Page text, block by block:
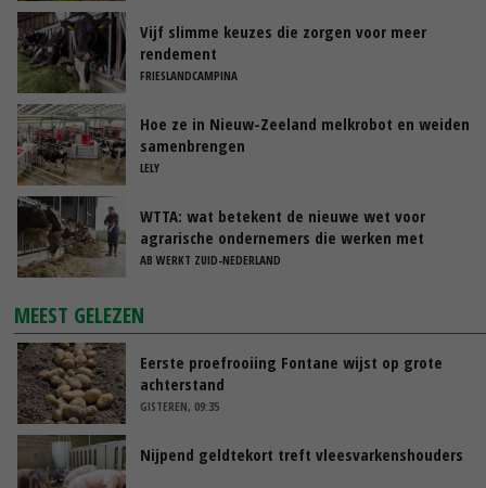
Vijf slimme keuzes die zorgen voor meer
rendement
FRIESLANDCAMPINA
Hoe ze in Nieuw-Zeeland melkrobot en weiden
samenbrengen
LELY
WTTA: wat betekent de nieuwe wet voor
agrarische ondernemers die werken met
uitzendkrachten?
AB WERKT ZUID-NEDERLAND
MEEST GELEZEN
Eerste proefrooiing Fontane wijst op grote
achterstand
GISTEREN, 09:35
Nijpend geldtekort treft vleesvarkenshouders